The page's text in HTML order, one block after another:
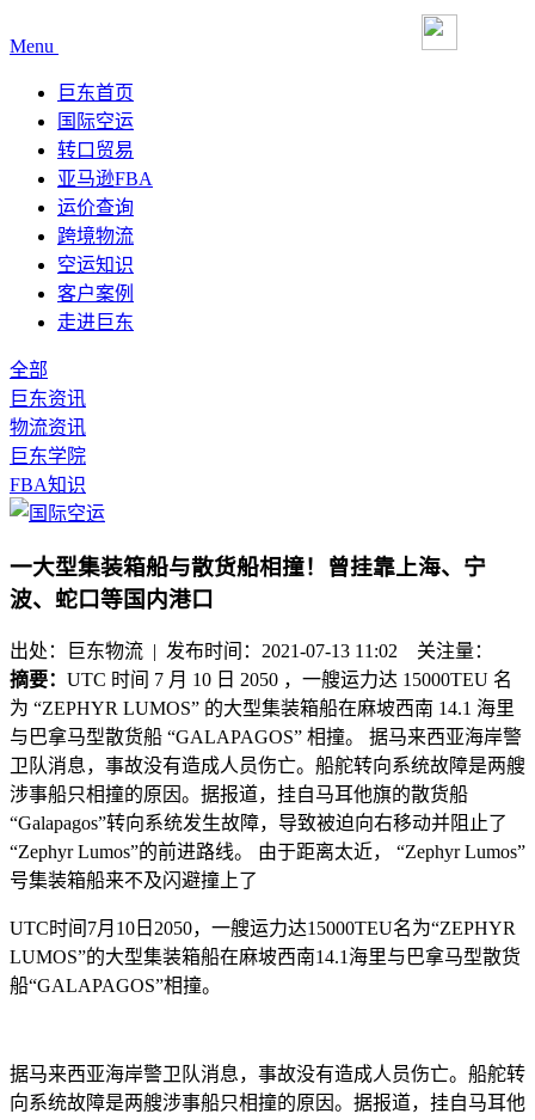
Menu
巨东首页
国际空运
转口贸易
亚马逊FBA
运价查询
跨境物流
空运知识
客户案例
走进巨东
全部
巨东资讯
物流资讯
巨东学院
FBA知识
一大型集装箱船与散货船相撞！曾挂靠上海、宁
波、蛇口等国内港口
出处：巨东物流 | 发布时间：2021-07-13 11:02 关注量：
摘要： UTC 时间 7 月 10 日 2050 ，一艘运力达 15000TEU 名
为 “ZEPHYR LUMOS” 的大型集装箱船在麻坡西南 14.1 海里
与巴拿马型散货船 “GALAPAGOS” 相撞。 据马来西亚海岸警
卫队消息，事故没有造成人员伤亡。船舵转向系统故障是两艘
涉事船只相撞的原因。据报道，挂自马耳他旗的散货船
“Galapagos”转向系统发生故障，导致被迫向右移动并阻止了
“Zephyr Lumos”的前进路线。 由于距离太近， “Zephyr Lumos”
号集装箱船来不及闪避撞上了
UTC时间 7月 10 日 2050，一艘运力达15000TEU名为“ZEPHYR
LUMOS”的大型集装箱船在麻坡西南14.1海里与巴拿马型散货
船“GALAPAGOS”相撞。
据马来西亚海岸警卫队消息，事故没有造成人员伤亡。船舵转
向系统故障是两艘涉事船只相撞的原因。据报道，挂自马耳他